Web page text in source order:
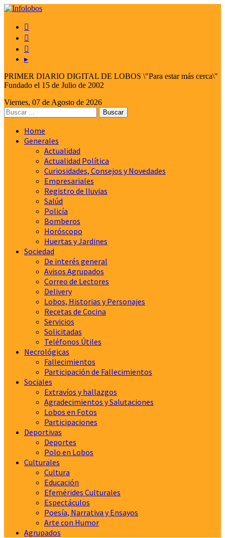



▸
PRIMER DIARIO DIGITAL DE LOBOS \"Para estar más cerca\"
Fundado el 15 de Julio de 2002
Viernes, 07 de Agosto de 2026
Home
Generales
Actualidad
Actualidad Política
Curiosidades, Consejos y Novedades
Empresariales
Registro de lluvias
Salúd
Policía
Bomberos
Horóscopo
Huertas y Jardines
Sociedad
De interés general
Avisos Agrupados
Correo de Lectores
Delivery
Lobos, Historias y Personajes
Recetas de Cocina
Servicios
Solicitadas
Teléfonos Útiles
Necrológicas
Fallecimientos
Participación de Fallecimientos
Sociales
Extravíos y hallazgos
Agradecimientos y Salutaciones
Lobos en Fotos
Participaciones
Deportivas
Deportes
Polo en Lobos
Culturales
Cultura
Educación
Efemérides Culturales
Espectáculos
Poesía, Narrativa y Ensayos
Arte con Humor
Agrupados